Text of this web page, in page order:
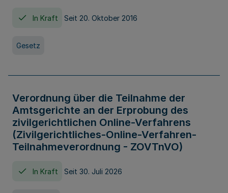
In Kraft Seit 20. Oktober 2016
Gesetz
Verordnung über die Teilnahme der
Amtsgerichte an der Erprobung des
zivilgerichtlichen Online-Verfahrens
(Zivilgerichtliches-Online-Verfahren-
Teilnahmeverordnung - ZOVTnVO)
In Kraft Seit 30. Juli 2026